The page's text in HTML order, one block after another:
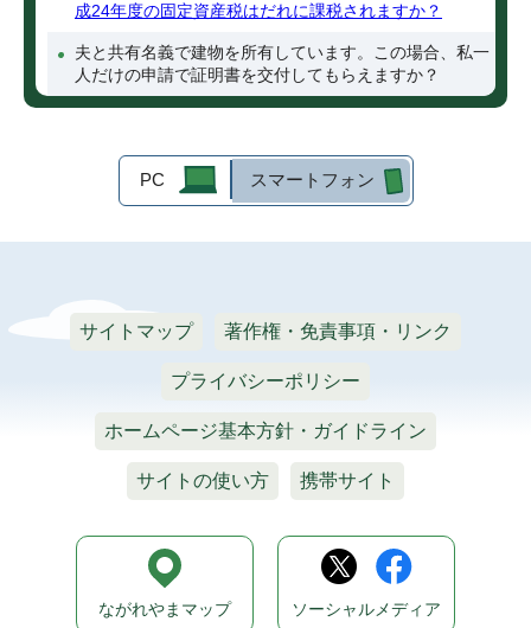
成24年度の固定資産税はだれに課税されますか？
夫と共有名義で建物を所有しています。この場合、私一
人だけの申請で証明書を交付してもらえますか？
PC スマートフォン
サイトマップ 著作権・免責事項・リンク
プライバシーポリシー
ホームページ基本方針・ガイドライン
サイトの使い方 携帯サイト
ながれやまマップ ソーシャルメディア